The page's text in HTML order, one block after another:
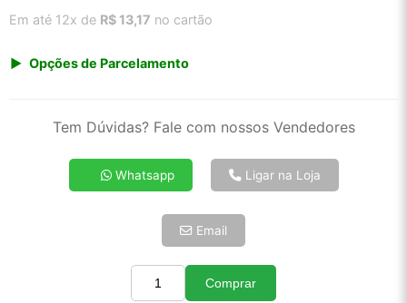
Em até 12x de R$ 13,17 no cartão
Opções de Parcelamento
2x de R$ 69,96
4x de R$ 36,03
5x de R$ 29,20
Tem Dúvidas? Fale com nossos Vendedores
Whatsapp Ligar na Loja
Email
Quantidade
Comprar